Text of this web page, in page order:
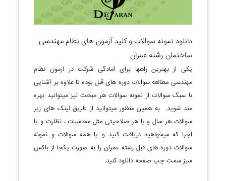
دانلود نمونه سوالات و کلید آزمون های نظام مهندسی
ساختمان رشته عمران
یکی از بهترین راهها برای آمادگی شرکت در آزمون نظام
مهندسی مطالعه سوالات دوره های قبل بوده تا علاوه بر آشنایی
با سبک سوالات از نمونه سوالات هر مبحث نیز میتوانید بهره
مند شوید. به همین منظور میتوانید از طریق لینک های زیر
سوالات هر سال و یا هر صلاحیتی مثل محاسبات ، نظارت و یا
اجرا که میخواهید دریافت کنید و یا همه سوالات و نمونه
سوالات دوره های قبل رشته عمران را به صورت یکجا از باکس
سبز سمت چپ صفحه دانلود کنید.